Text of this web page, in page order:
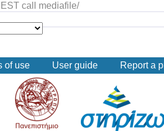
call mediafile/
of use User guide Report a